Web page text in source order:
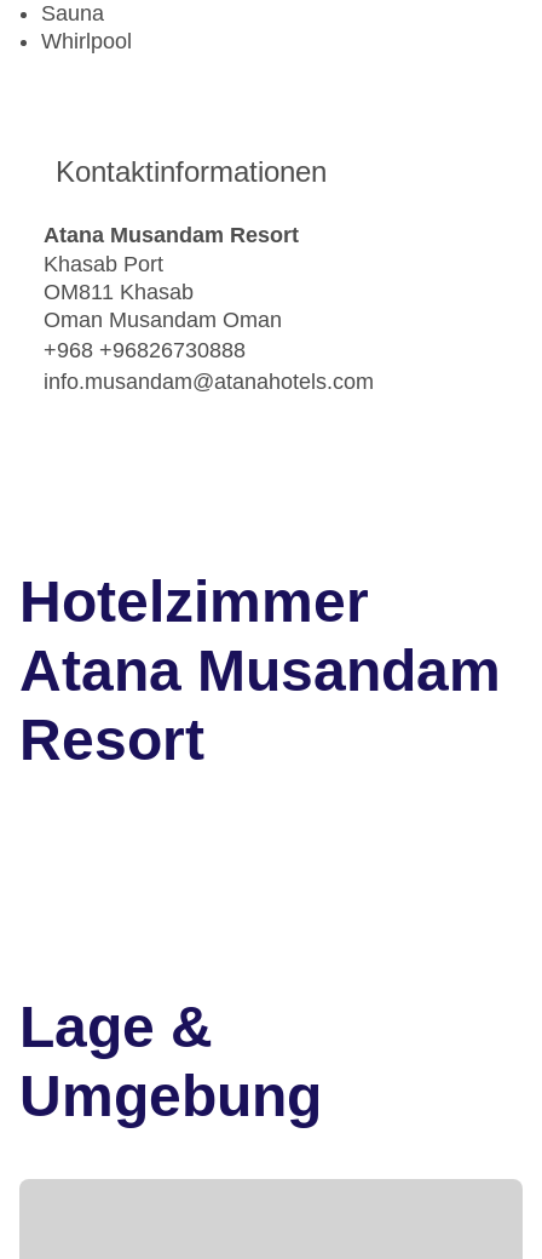
Sauna
Whirlpool
Kontaktinformationen
Atana Musandam Resort
Khasab Port
OM811 Khasab
Oman Musandam Oman
+968 +96826730888
info.musandam@atanahotels.com
Hotelzimmer
Atana Musandam
Resort
Lage &
Umgebung